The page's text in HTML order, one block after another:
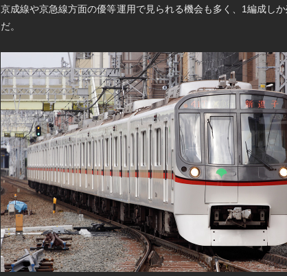
京成線や京急線方面の優等運用で見られる機会も多く、1編成し
だ。